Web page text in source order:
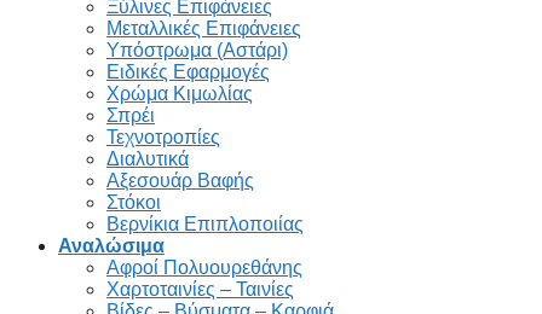
Ξύλινες Επιφάνειες
Μεταλλικές Επιφάνειες
Υπόστρωμα (Αστάρι)
Ειδικές Εφαρμογές
Χρώμα Κιμωλίας
Σπρέι
Τεχνοτροπίες
Διαλυτικά
Αξεσουάρ Βαφής
Στόκοι
Βερνίκια Επιπλοποιίας
Αναλώσιμα
Αφροί Πολυουρεθάνης
Χαρτοταινίες – Ταινίες